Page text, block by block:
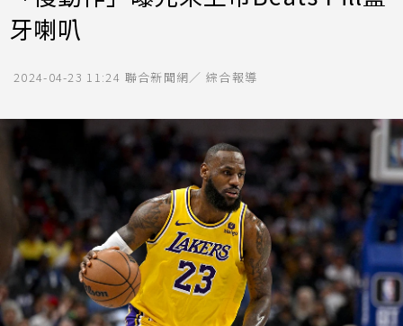
牙喇叭
2024-04-23 11:24 聯合新聞網／ 綜合報導